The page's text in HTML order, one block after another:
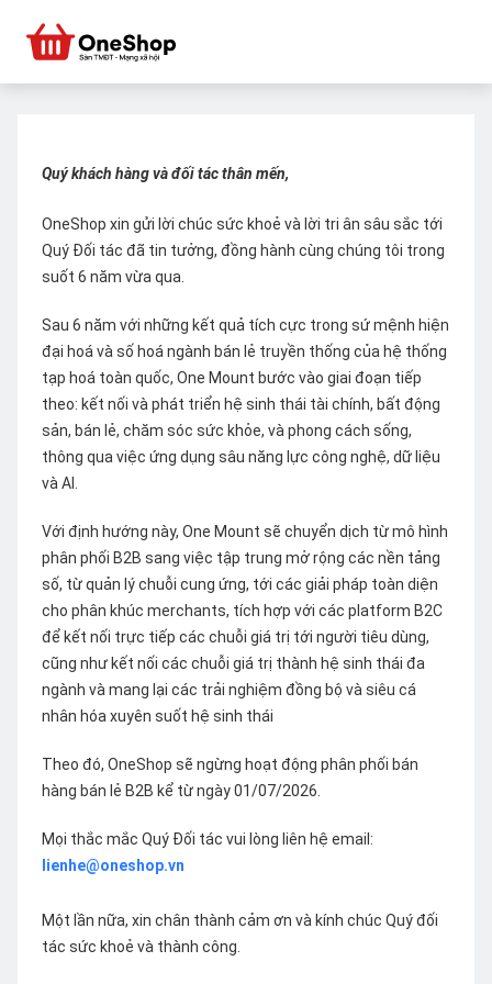
Quý khách hàng và đối tác thân mến,
OneShop xin gửi lời chúc sức khoẻ và lời tri ân sâu sắc tới
Quý Đối tác đã tin tưởng, đồng hành cùng chúng tôi trong
suốt 6 năm vừa qua.
Sau 6 năm với những kết quả tích cực trong sứ mệnh hiện
đại hoá và số hoá ngành bán lẻ truyền thống của hệ thống
tạp hoá toàn quốc, One Mount bước vào giai đoạn tiếp
theo: kết nối và phát triển hệ sinh thái tài chính, bất động
sản, bán lẻ, chăm sóc sức khỏe, và phong cách sống,
thông qua việc ứng dụng sâu năng lực công nghệ, dữ liệu
và AI.
Với định hướng này, One Mount sẽ chuyển dịch từ mô hình
phân phối B2B sang việc tập trung mở rộng các nền tảng
số, từ quản lý chuỗi cung ứng, tới các giải pháp toàn diện
cho phân khúc merchants, tích hợp với các platform B2C
để kết nối trực tiếp các chuỗi giá trị tới người tiêu dùng,
cũng như kết nối các chuỗi giá trị thành hệ sinh thái đa
ngành và mang lại các trải nghiệm đồng bộ và siêu cá
nhân hóa xuyên suốt hệ sinh thái
Theo đó, OneShop sẽ ngừng hoạt động phân phối bán
hàng bán lẻ B2B kể từ ngày 01/07/2026.
Mọi thắc mắc Quý Đối tác vui lòng liên hệ email:
lienhe@oneshop.vn
Một lần nữa, xin chân thành cảm ơn và kính chúc Quý đối
tác sức khoẻ và thành công.